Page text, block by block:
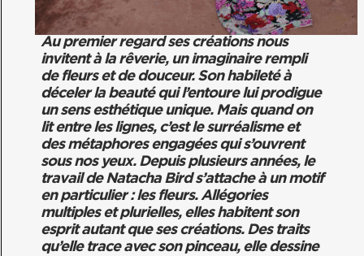
Au premier regard ses créations nous
invitent à la rêverie, un imaginaire rempli
de fleurs et de douceur. Son habileté à
déceler la beauté qui l’entoure lui prodigue
un sens esthétique unique. Mais quand on
lit entre les lignes, c’est le surréalisme et
des métaphores engagées qui s’ouvrent
sous nos yeux. Depuis plusieurs années, le
travail de Natacha Bird s’attache à un motif
en particulier : les fleurs. Allégories
multiples et plurielles, elles habitent son
esprit autant que ses créations. Des traits
qu’elle trace avec son pinceau, elle dessine